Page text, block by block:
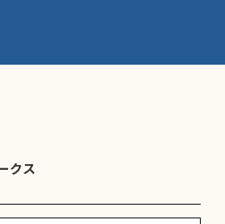
瑞穂ジャガル戦
クス